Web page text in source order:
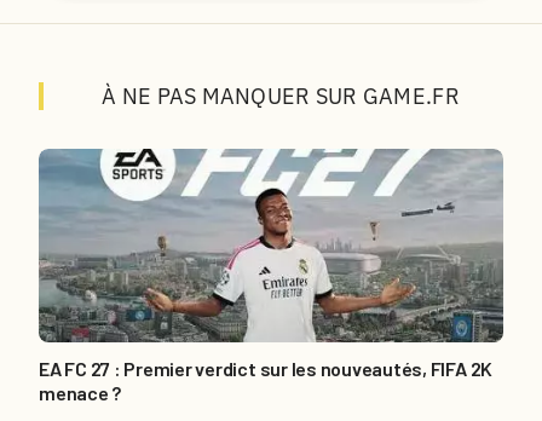
À NE PAS MANQUER SUR GAME.FR
EA FC 27 : Premier verdict sur les nouveautés, FIFA 2K
menace ?